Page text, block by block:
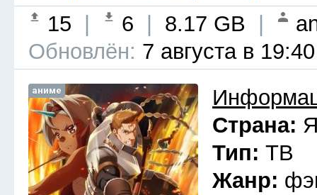
15 6 8.17 GB
Обновлён: 7 августа в 19:40
аниме
Страна:
Тип: ТВ
Жанр: